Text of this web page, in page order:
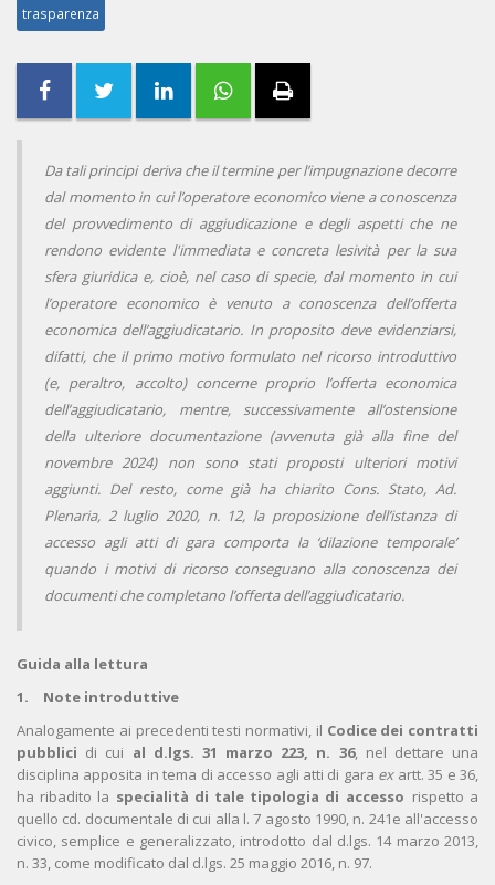
trasparenza
Da tali principi deriva che il termine per l’impugnazione decorre
dal momento in cui l’operatore economico viene a conoscenza
del provvedimento di aggiudicazione e degli aspetti che ne
rendono evidente l'immediata e concreta lesività per la sua
sfera giuridica e, cioè, nel caso di specie, dal momento in cui
l’operatore economico è venuto a conoscenza dell’offerta
economica dell’aggiudicatario. In proposito deve evidenziarsi,
difatti, che il primo motivo formulato nel ricorso introduttivo
(e, peraltro, accolto) concerne proprio l’offerta economica
dell’aggiudicatario, mentre, successivamente all’ostensione
della ulteriore documentazione (avvenuta già alla fine del
novembre 2024) non sono stati proposti ulteriori motivi
aggiunti. Del resto, come già ha chiarito Cons. Stato, Ad.
Plenaria, 2 luglio 2020, n. 12, la proposizione dell’istanza di
accesso agli atti di gara comporta la ‘dilazione temporale’
quando i motivi di ricorso conseguano alla conoscenza dei
documenti che completano l’offerta dell’aggiudicatario.
Guida alla lettura
1. Note introduttive
Analogamente ai precedenti testi normativi, il Codice dei contratti
pubblici di cui al d.lgs. 31 marzo 223, n. 36, nel dettare una
disciplina apposita in tema di accesso agli atti di gara exartt. 35 e 36,
ha ribadito la specialità di tale tipologia di accesso rispetto a
quello cd. documentale di cui alla l. 7 agosto 1990, n. 241e all'accesso
civico, semplice e generalizzato, introdotto dal d.lgs. 14 marzo 2013,
n. 33, come modificato dal d.lgs. 25 maggio 2016, n. 97.